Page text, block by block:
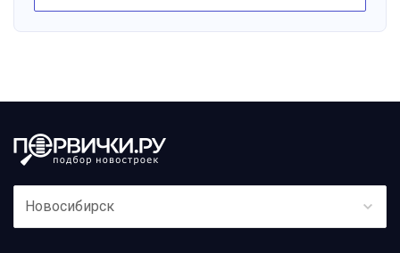
Новосибирск